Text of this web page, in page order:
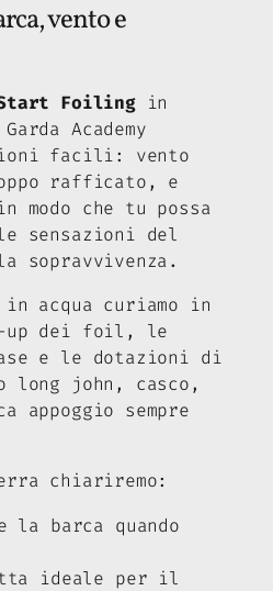
vento e
Foilingin
Academy
facili: vento
rafficato, e
modo che tu possa
sensazioni del
sopravvivenza.
acqua curiamo in
dei foil, le
e le dotazioni di
long john, casco,
appoggio sempre
chiariremo:
la barca quando
ideale per il